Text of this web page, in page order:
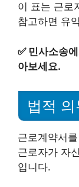
이 표는 근로
참고하면 유
✅ 민사소송
아보세요.
법적
근로계약서
근로자가 자
입니다.